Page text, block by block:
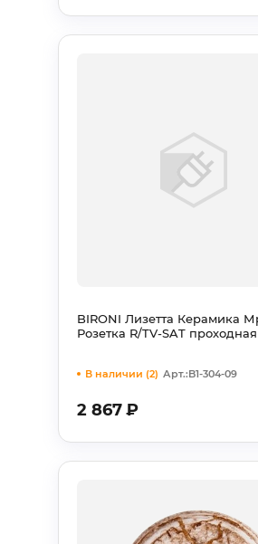
Арт.:B1-304-09
В наличии (2)
BIRONI Лизетта Керамика
Розетка R/TV-SAT проходная
2 867₽